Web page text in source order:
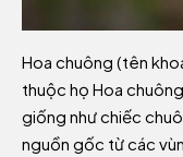
Hoa chuông (tên
thuộc họ Hoa
giống như chiếc
nguồn gốc từ các